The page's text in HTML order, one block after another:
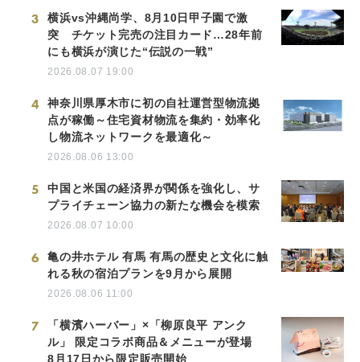
3
横浜vs沖縄尚学、8月10日甲子園で激
突 チケット完売の注目カード…28年前
にも横浜が演じた“伝説の一戦”
2026.08.07 19:00
4
神奈川県厚木市に初の自社運営型物流拠
点が稼働～住宅資材物流を集約・効率化
し物流ネットワークを最適化～
2026.08.06 13:00
5
中国と米国の経済界が関係を強化し、サ
プライチェーン協力の新たな機会を模索
2026.08.07 10:00
6
亀の井ホテル 有馬 有馬の歴史と文化に触
れる秋の宿泊プランを9月から展開
2026.08.06 11:00
7
「横濱ハーバー」×「柳原良平 アンク
ル」 限定コラボ商品＆メニューが登場
8月17日から限定販売開始